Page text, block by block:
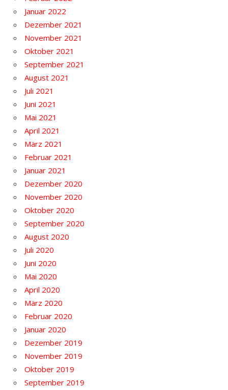
Januar 2022
Dezember 2021
November 2021
Oktober 2021
September 2021
August 2021
Juli 2021
Juni 2021
Mai 2021
April 2021
März 2021
Februar 2021
Januar 2021
Dezember 2020
November 2020
Oktober 2020
September 2020
August 2020
Juli 2020
Juni 2020
Mai 2020
April 2020
März 2020
Februar 2020
Januar 2020
Dezember 2019
November 2019
Oktober 2019
September 2019